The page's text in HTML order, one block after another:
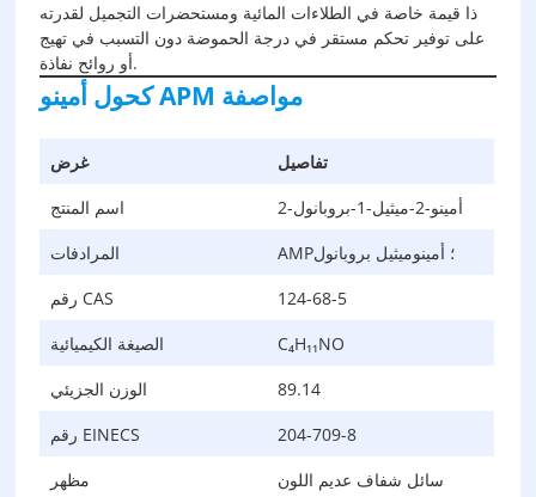
ذا قيمة خاصة في الطلاءات المائية ومستحضرات التجميل لقدرته
على توفير تحكم مستقر في درجة الحموضة دون التسبب في تهيج
أو روائح نفاذة.
كحول أمينو APM مواصفة
غرض
تفاصيل
اسم المنتج
2-أمينو-2-ميثيل-1-بروبانول
المرادفات
AMP؛ أمينوميثيل بروبانول
رقم CAS
124-68-5
الصيغة الكيميائية
C₄H₁₁NO
الوزن الجزيئي
89.14
رقم EINECS
204-709-8
مظهر
سائل شفاف عديم اللون